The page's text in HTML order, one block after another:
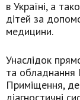
в Україні, а
дітей за
медицини.
Унаслідок
та обладнання
Приміщення, де